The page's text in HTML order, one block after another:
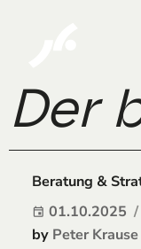
Der
Beratung &
event 01.10.2025
by Peter Krause